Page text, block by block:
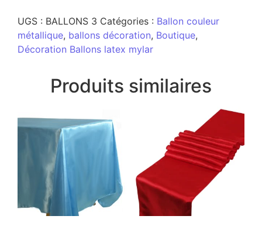
UGS : BALLONS 3 Catégories : Ballon couleur
métallique, ballons décoration, Boutique,
Décoration Ballons latex mylar
Produits similaires